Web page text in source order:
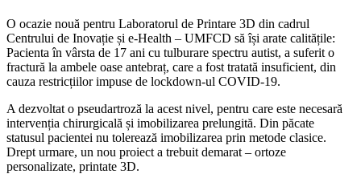
O ocazie nouă pentru Laboratorul de Printare 3D din cadrul
Centrului de Inovație și e-Health – UMFCD să își arate calitățile:
Pacienta în vârsta de 17 ani cu tulburare spectru autist, a suferit o
fractură la ambele oase antebraț, care a fost tratată insuficient, din
cauza restricțiilor impuse de lockdown-ul COVID-19.
A dezvoltat o pseudartroză la acest nivel, pentru care este necesară
intervenția chirurgicală și imobilizarea prelungită. Din păcate
statusul pacientei nu tolerează imobilizarea prin metode clasice.
Drept urmare, un nou proiect a trebuit demarat – ortoze
personalizate, printate 3D.